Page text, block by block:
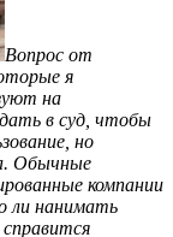
Вопрос от
я
на
в суд, чтобы
но
Обычные
компании
ли нанимать
справится